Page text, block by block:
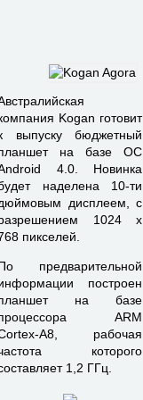
Kogan готовит
выпуску бюджетный
на базе ОС
4.0. Новинка
наделена 10-ти
дисплеем, с
1024 x
пикселей.
предварительной
построен
на базе
ARM
A8, рабочая
которого
1,2 ГГц.